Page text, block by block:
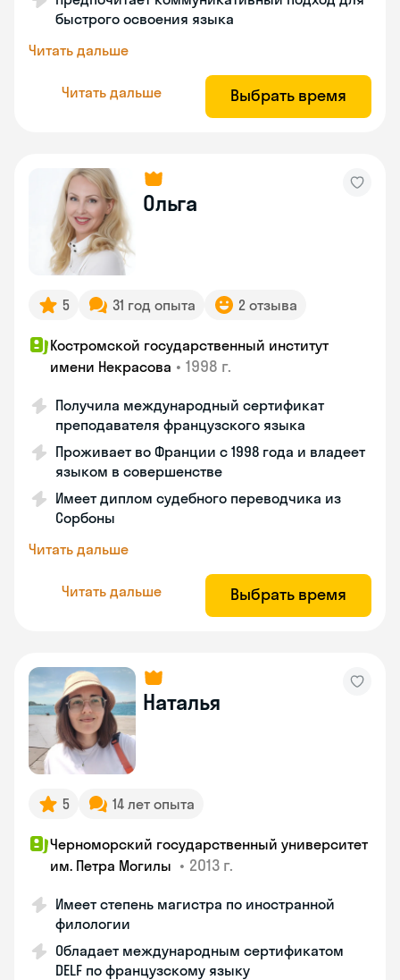
быстрого освоения языка
Читать дальше
Читать дальше Выбрать время
Ольга
5 31 год опыта 2 отзыва
Костромской государственный институт
имени Некрасова • 1998 г.
Получила международный сертификат
преподавателя французского языка
Проживает во Франции с 1998 года и владеет
языком в совершенстве
Имеет диплом судебного переводчика из
Сорбоны
Читать дальше
Читать дальше Выбрать время
Наталья
5 14 лет опыта
Черноморский государственный университет
им. Петра Могилы • 2013 г.
Имеет степень магистра по иностранной
филологии
Обладает международным сертификатом
DELF по французскому языку